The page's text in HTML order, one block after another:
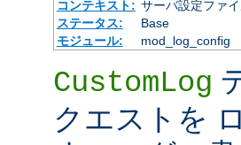
コンテキスト: サーバ設定ファ
ステータス:
Base
モジュール:
mod_log_config
CustomLog
クエストを